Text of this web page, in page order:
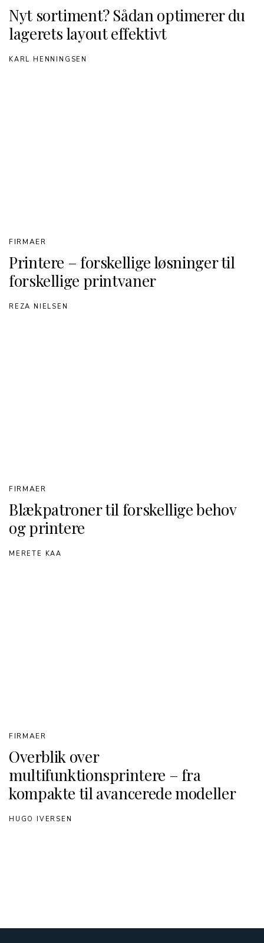
Nyt sortiment? Sådan optimerer du
lagerets layout effektivt
KARL HENNINGSEN
Printere – forskellige løsninger til
forskellige printvaner
FIRMAER
REZA NIELSEN
Blækpatroner til forskellige behov
og printere
FIRMAER
MERETE KAA
Overblik over
multifunktionsprintere – fra
kompakte til avancerede modeller
FIRMAER
HUGO IVERSEN